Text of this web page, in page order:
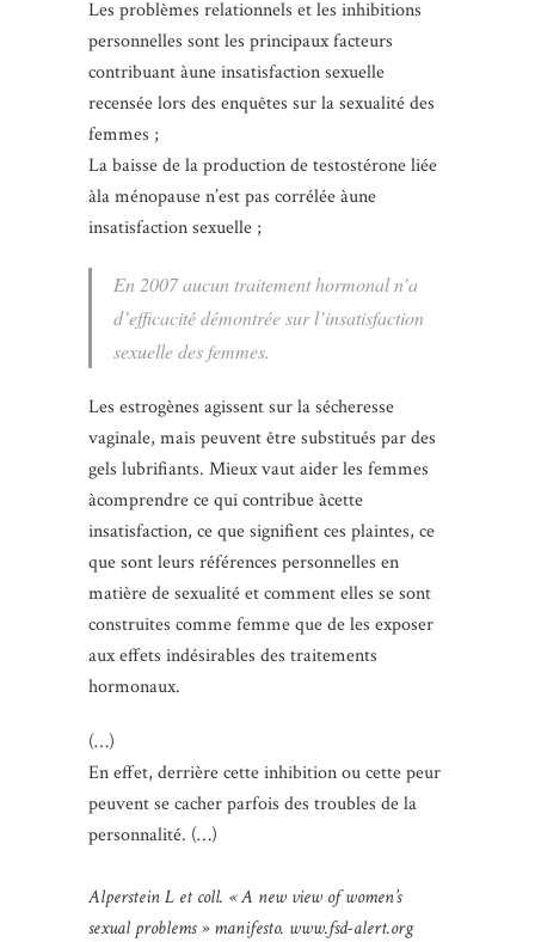
Les problèmes relationnels et les inhibitions
personnelles sont les principaux facteurs
contribuant àune insatisfaction sexuelle
recensée lors des enquêtes sur la sexualité des
femmes ;
La baisse de la production de testostérone liée
àla ménopause n’est pas corrélée àune
insatisfaction sexuelle ;
En 2007 aucun traitement hormonal n’a
d’efficacité démontrée sur l’insatisfaction
sexuelle des femmes.
Les estrogènes agissent sur la sécheresse
vaginale, mais peuvent être substitués par des
gels lubrifiants. Mieux vaut aider les femmes
àcomprendre ce qui contribue àcette
insatisfaction, ce que signifient ces plaintes, ce
que sont leurs références personnelles en
matière de sexualité et comment elles se sont
construites comme femme que de les exposer
aux effets indésirables des traitements
hormonaux.
(…)
En effet, derrière cette inhibition ou cette peur
peuvent se cacher parfois des troubles de la
personnalité. (…)
Alperstein L et coll. « A new view of women’s
sexual problems » manifesto. www.fsd-alert.org